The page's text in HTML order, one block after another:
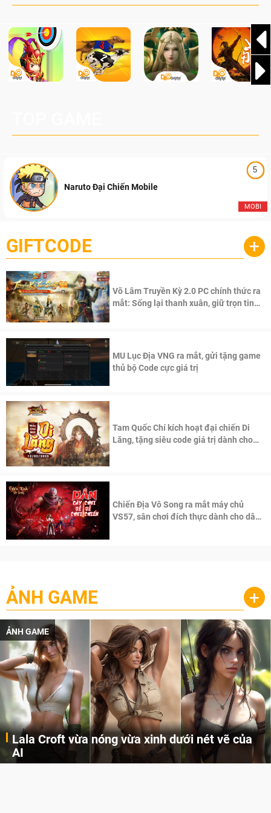
5
MOBI
Naruto Đại Chiến Mobile
GIFTCODE +
Võ Lâm Truyền Kỳ 2.0 PC chính thức ra
mắt: Sống lại thanh xuân, giữ trọn tinh
MU Lục Địa VNG ra mắt, gửi tặng game
thủ bộ Code cực giá trị
Tam Quốc Chí kích hoạt đại chiến Di
Lăng, tặng siêu code giá trị dành cho
Chiến Địa Vô Song ra mắt máy chủ
VS57, sân chơi đích thực dành cho dân
ẢNH GAME +
ẢNH GAME
Lala Croft vừa nóng vừa xinh dưới nét vẽ của
AI